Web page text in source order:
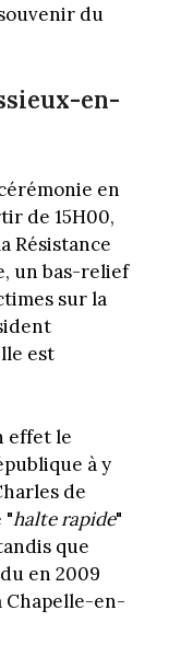
du
en-
en
de 15H00,
Résistance
un bas-relief
sur la
est
effet le
à y
de
"halte rapide"
que
en 2009
Chapelle-en-